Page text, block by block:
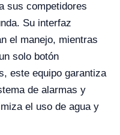
sus competidores
Su interfaz
el manejo, mientras
solo botón
este equipo garantiza
de alarmas y
el uso de agua y